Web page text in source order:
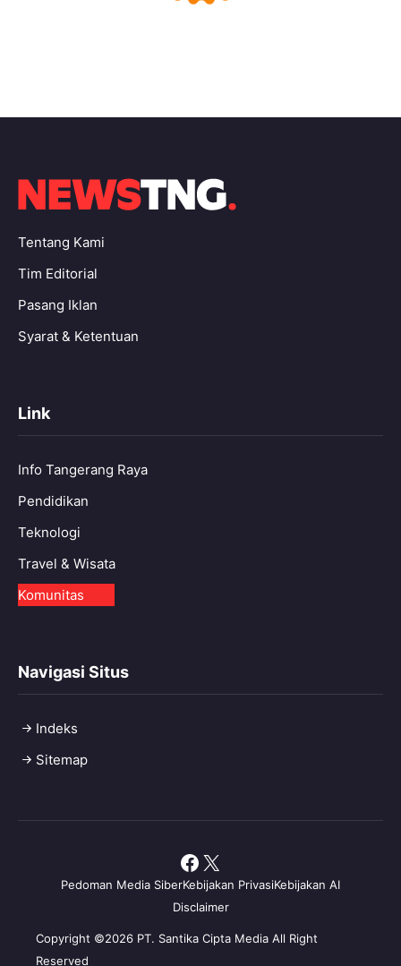
Tentang Kami
Tim Editorial
Pasang Iklan
Syarat & Ketentuan
Link
Info Tangerang Raya
Pendidikan
Teknologi
Travel & Wisata
Komunitas
Navigasi Situs
Indeks
Sitemap
Copyright ©2026 PT. Santika Cipta Media All Right
Reserved
Pedoman Media SiberKebijakan PrivasiKebijakan AI
Disclaimer
Facebook
X